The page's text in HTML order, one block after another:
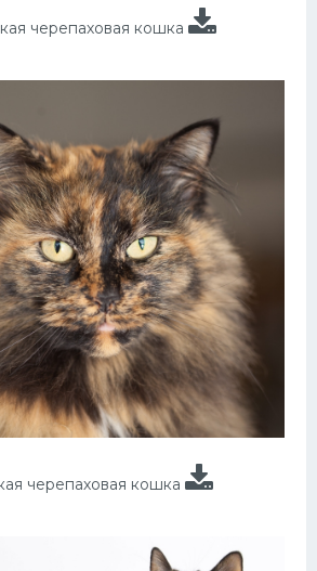
черепаховая кошка
черепаховая кошка